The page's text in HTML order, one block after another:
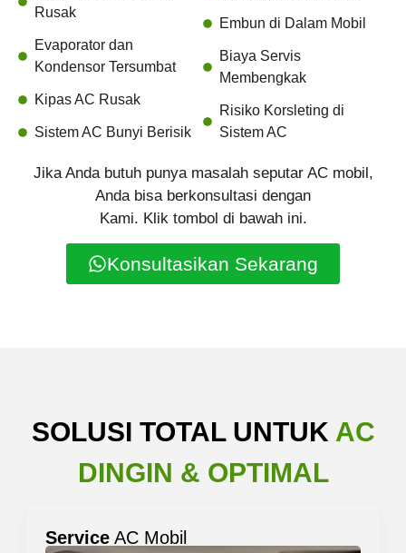
Rusak
Evaporator dan
Kondensor Tersumbat
Kipas AC Rusak
Sistem AC Bunyi Berisik
Embun di Dalam Mobil
Biaya Servis
Membengkak
Risiko Korsleting di
Sistem AC
Jika Anda butuh punya masalah seputar AC mobil,
Anda bisa berkonsultasi dengan
Kami. Klik tombol di bawah ini.
Konsultasikan Sekarang
SOLUSI TOTAL UNTUK AC
DINGIN & OPTIMAL
Service AC Mobil